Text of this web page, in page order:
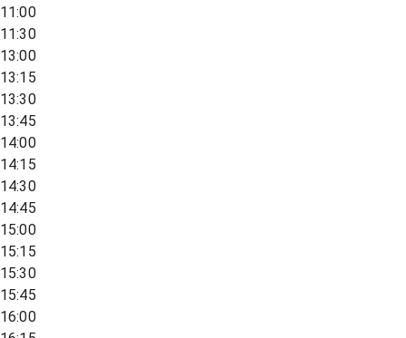
11:00
11:30
13:00
13:15
13:30
13:45
14:00
14:15
14:30
14:45
15:00
15:15
15:30
15:45
16:00